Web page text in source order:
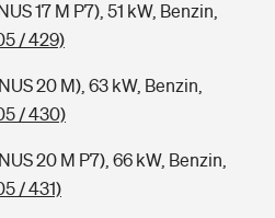
17 M P7), 51 kW, Benzin,
/ 429)
20 M), 63 kW, Benzin,
/ 430)
20 M P7), 66 kW, Benzin,
/ 431)